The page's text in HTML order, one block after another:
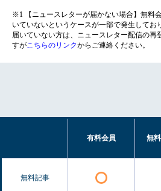
※1 【ニュースレターが届かない場合】無料
いていないというケースが一部で発生してお
届いていない方は、ニュースレター配信の再
すがこちらのリンクからご連絡ください。
有料会員 無
無料記事